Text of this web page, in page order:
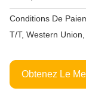
Conditions De
T/T, Western
Obtenez Le